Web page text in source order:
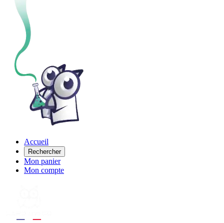
Accueil
Rechercher
Mon panier
Mon compte